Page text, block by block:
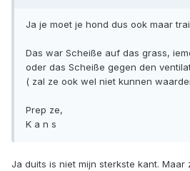
Ja je moet je hond dus ook maar
Das war Scheiße auf das grass,
oder das Scheiße gegen den
( zal ze ook wel niet kunnen
Prep ze,
K a n s
Ja duits is niet mijn sterkste kant.